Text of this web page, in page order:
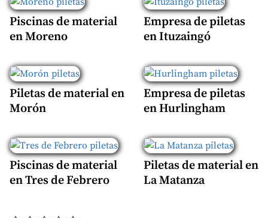
Piscinas de material
en Moreno
Empresa de piletas
en Ituzaingó
Piletas de material en
Morón
Empresa de piletas
en Hurlingham
Piscinas de material
en Tres de Febrero
Piletas de material en
La Matanza